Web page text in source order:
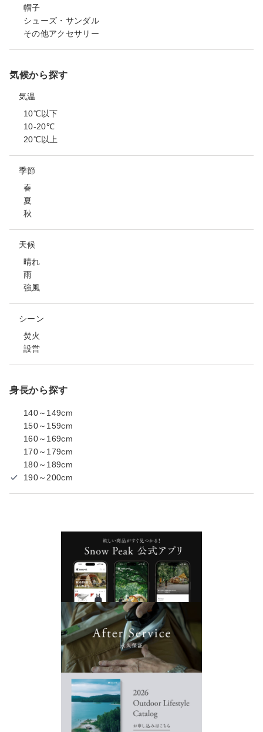
帽子
シューズ・サンダル
その他アクセサリー
気候から探す
気温
10℃以下
10-20℃
20℃以上
季節
春
夏
秋
天候
晴れ
雨
強風
シーン
焚火
設営
身長から探す
140～149cm
150～159cm
160～169cm
170～179cm
180～189cm
190～200cm